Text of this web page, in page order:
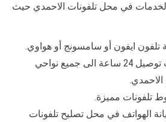
في محل تلفونات الاحمدي حيث
تلفون ايفون أو سامسونج أو هواوي.
نؤمن محل تلفونات توصيل 24 ساعة الى جميع نواحي
تلفونات مميزة.
الهواتف في محل تصليح تلفونات